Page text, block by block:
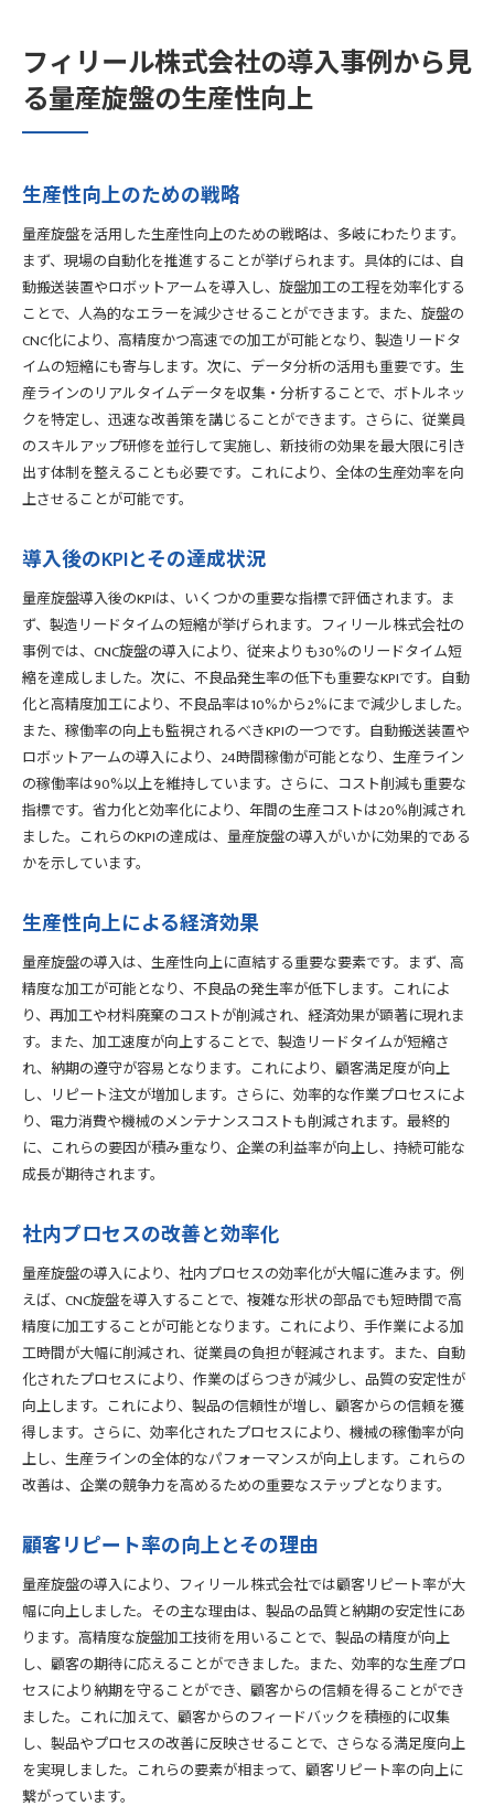
フィリール株式会社の導入事例から見
る量産旋盤の生産性向上
生産性向上のための戦略
量産旋盤を活用した生産性向上のための戦略は、多岐にわたります。
まず、現場の自動化を推進することが挙げられます。具体的には、自
動搬送装置やロボットアームを導入し、旋盤加工の工程を効率化する
ことで、人為的なエラーを減少させることができます。また、旋盤の
CNC化により、高精度かつ高速での加工が可能となり、製造リードタ
イムの短縮にも寄与します。次に、データ分析の活用も重要です。生
産ラインのリアルタイムデータを収集・分析することで、ボトルネッ
クを特定し、迅速な改善策を講じることができます。さらに、従業員
のスキルアップ研修を並行して実施し、新技術の効果を最大限に引き
出す体制を整えることも必要です。これにより、全体の生産効率を向
上させることが可能です。
導入後のKPIとその達成状況
量産旋盤導入後のKPIは、いくつかの重要な指標で評価されます。ま
ず、製造リードタイムの短縮が挙げられます。フィリール株式会社の
事例では、CNC旋盤の導入により、従来よりも30%のリードタイム短
縮を達成しました。次に、不良品発生率の低下も重要なKPIです。自動
化と高精度加工により、不良品率は10%から2%にまで減少しました。
また、稼働率の向上も監視されるべきKPIの一つです。自動搬送装置や
ロボットアームの導入により、24時間稼働が可能となり、生産ライン
の稼働率は90%以上を維持しています。さらに、コスト削減も重要な
指標です。省力化と効率化により、年間の生産コストは20%削減され
ました。これらのKPIの達成は、量産旋盤の導入がいかに効果的である
かを示しています。
生産性向上による経済効果
量産旋盤の導入は、生産性向上に直結する重要な要素です。まず、高
精度な加工が可能となり、不良品の発生率が低下します。これによ
り、再加工や材料廃棄のコストが削減され、経済効果が顕著に現れま
す。また、加工速度が向上することで、製造リードタイムが短縮さ
れ、納期の遵守が容易となります。これにより、顧客満足度が向上
し、リピート注文が増加します。さらに、効率的な作業プロセスによ
り、電力消費や機械のメンテナンスコストも削減されます。最終的
に、これらの要因が積み重なり、企業の利益率が向上し、持続可能な
成長が期待されます。
社内プロセスの改善と効率化
量産旋盤の導入により、社内プロセスの効率化が大幅に進みます。例
えば、CNC旋盤を導入することで、複雑な形状の部品でも短時間で高
精度に加工することが可能となります。これにより、手作業による加
工時間が大幅に削減され、従業員の負担が軽減されます。また、自動
化されたプロセスにより、作業のばらつきが減少し、品質の安定性が
向上します。これにより、製品の信頼性が増し、顧客からの信頼を獲
得します。さらに、効率化されたプロセスにより、機械の稼働率が向
上し、生産ラインの全体的なパフォーマンスが向上します。これらの
改善は、企業の競争力を高めるための重要なステップとなります。
顧客リピート率の向上とその理由
量産旋盤の導入により、フィリール株式会社では顧客リピート率が大
幅に向上しました。その主な理由は、製品の品質と納期の安定性にあ
ります。高精度な旋盤加工技術を用いることで、製品の精度が向上
し、顧客の期待に応えることができました。また、効率的な生産プロ
セスにより納期を守ることができ、顧客からの信頼を得ることができ
ました。これに加えて、顧客からのフィードバックを積極的に収集
し、製品やプロセスの改善に反映させることで、さらなる満足度向上
を実現しました。これらの要素が相まって、顧客リピート率の向上に
繋がっています。